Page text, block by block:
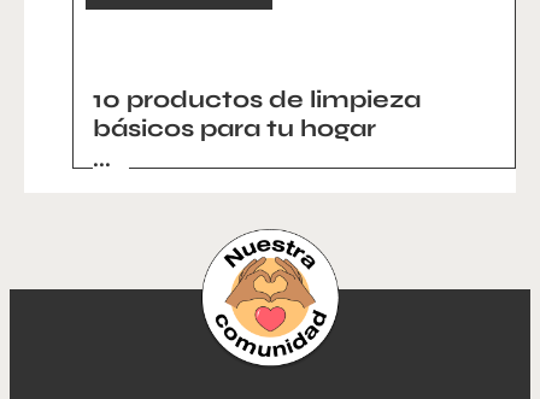
10 productos de limpieza
básicos para tu hogar
...